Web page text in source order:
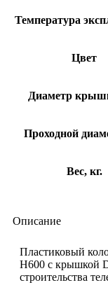
Температура
Цвет
Диаметр
Проходной
Вес, кг.
Описание
Пластиковый
H600 с крышкой
строительства